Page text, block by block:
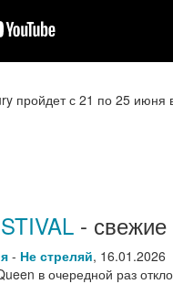
пройдет с 21 по 25
- свежие
- Не стреляй, 16.01.2026
в очередной раз